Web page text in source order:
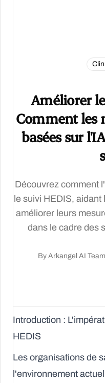
Améliorer
Comment les
basées sur
Découvrez comment
le suivi HEDIS,
améliorer leurs
dans le cadre des
By Arkangel AI Team
Introduction :
HEDIS
Les organisations de
l'environnement